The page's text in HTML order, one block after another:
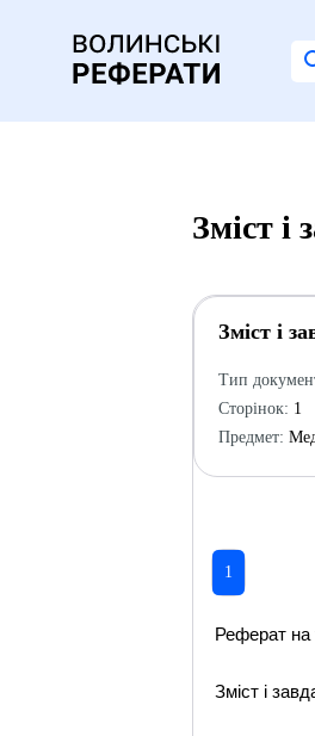
Зміст
Зміст і
Тип
Сторінок: 1
Предмет:
1
Реферат на
Зміст і